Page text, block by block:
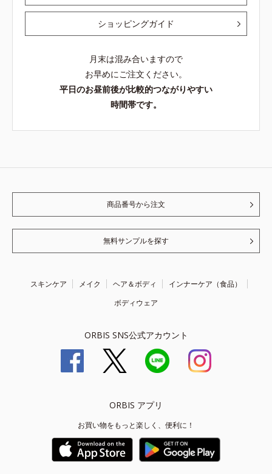
ショッピングガイド
月末は混み合いますので
お早めにご注文ください。
平日のお昼前後が比較的つながりやすい
時間帯です。
商品番号から注文
無料サンプルを探す
スキンケア メイク ヘア＆ボディ
インナーケア（食品）
ボディウェア
ORBIS SNS公式アカウント
ORBIS アプリ
お買い物をもっと楽しく、便利に！